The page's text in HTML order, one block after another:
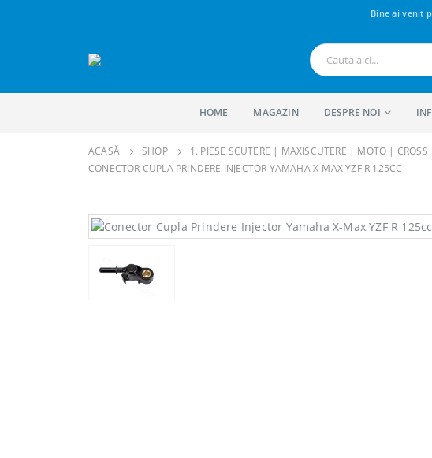
Bine ai venit
HOME MAGAZIN DESPRE NOI
ACASĂ SHOP 1. PIESE SCUTERE | MAXISCUTERE | MOTO | CROSS
CONECTOR CUPLA PRINDERE INJECTOR YAMAHA X-MAX YZF R 125CC